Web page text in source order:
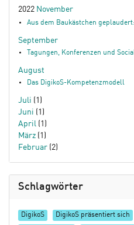
2022 November
Aus dem Baukästchen
September
Tagungen, Konferenzen und
August
Das DigikoS-Kompetenzmodell
Juli (1)
Juni (1)
April (1)
März (1)
Februar (2)
Schlagwörter
DigikoS DigikoS präsentiert sich